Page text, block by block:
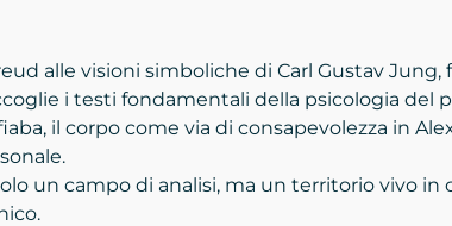
alle visioni simboliche di Carl Gustav
i testi fondamentali della psicologia del
il corpo come via di consapevolezza in
un campo di analisi, ma un territorio vivo